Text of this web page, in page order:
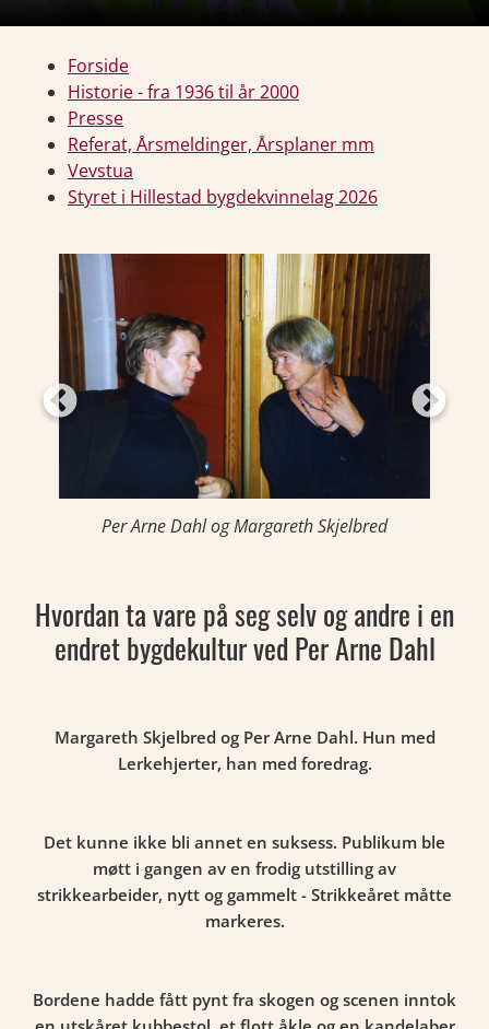
Forside
Historie - fra 1936 til år 2000
Presse
Referat, Årsmeldinger, Årsplaner mm
Vevstua
Styret i Hillestad bygdekvinnelag 2026
Per Arne Dahl og Margareth Skjelbred
Hvordan ta vare på seg selv og andre i en
endret bygdekultur ved Per Arne Dahl
Margareth Skjelbred og Per Arne Dahl. Hun med
Lerkehjerter, han med foredrag.
Det kunne ikke bli annet en suksess. Publikum ble
møtt i gangen av en frodig utstilling av
strikkearbeider, nytt og gammelt - Strikkeåret måtte
markeres.
Bordene hadde fått pynt fra skogen og scenen inntok